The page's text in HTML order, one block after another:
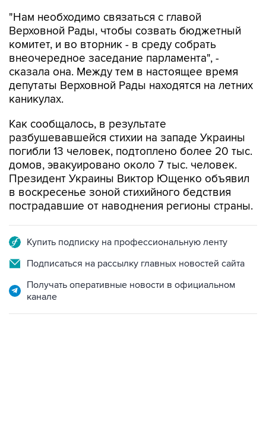
"Нам необходимо связаться с главой
Верховной Рады, чтобы созвать бюджетный
комитет, и во вторник - в среду собрать
внеочередное заседание парламента", -
сказала она. Между тем в настоящее время
депутаты Верховной Рады находятся на летних
каникулах.
Как сообщалось, в результате
разбушевавшейся стихии на западе Украины
погибли 13 человек, подтоплено более 20 тыс.
домов, эвакуировано около 7 тыс. человек.
Президент Украины Виктор Ющенко объявил
в воскресенье зоной стихийного бедствия
пострадавшие от наводнения регионы страны.
Купить подписку на профессиональную ленту
Подписаться на рассылку главных новостей сайта
Получать оперативные новости в официальном
канале